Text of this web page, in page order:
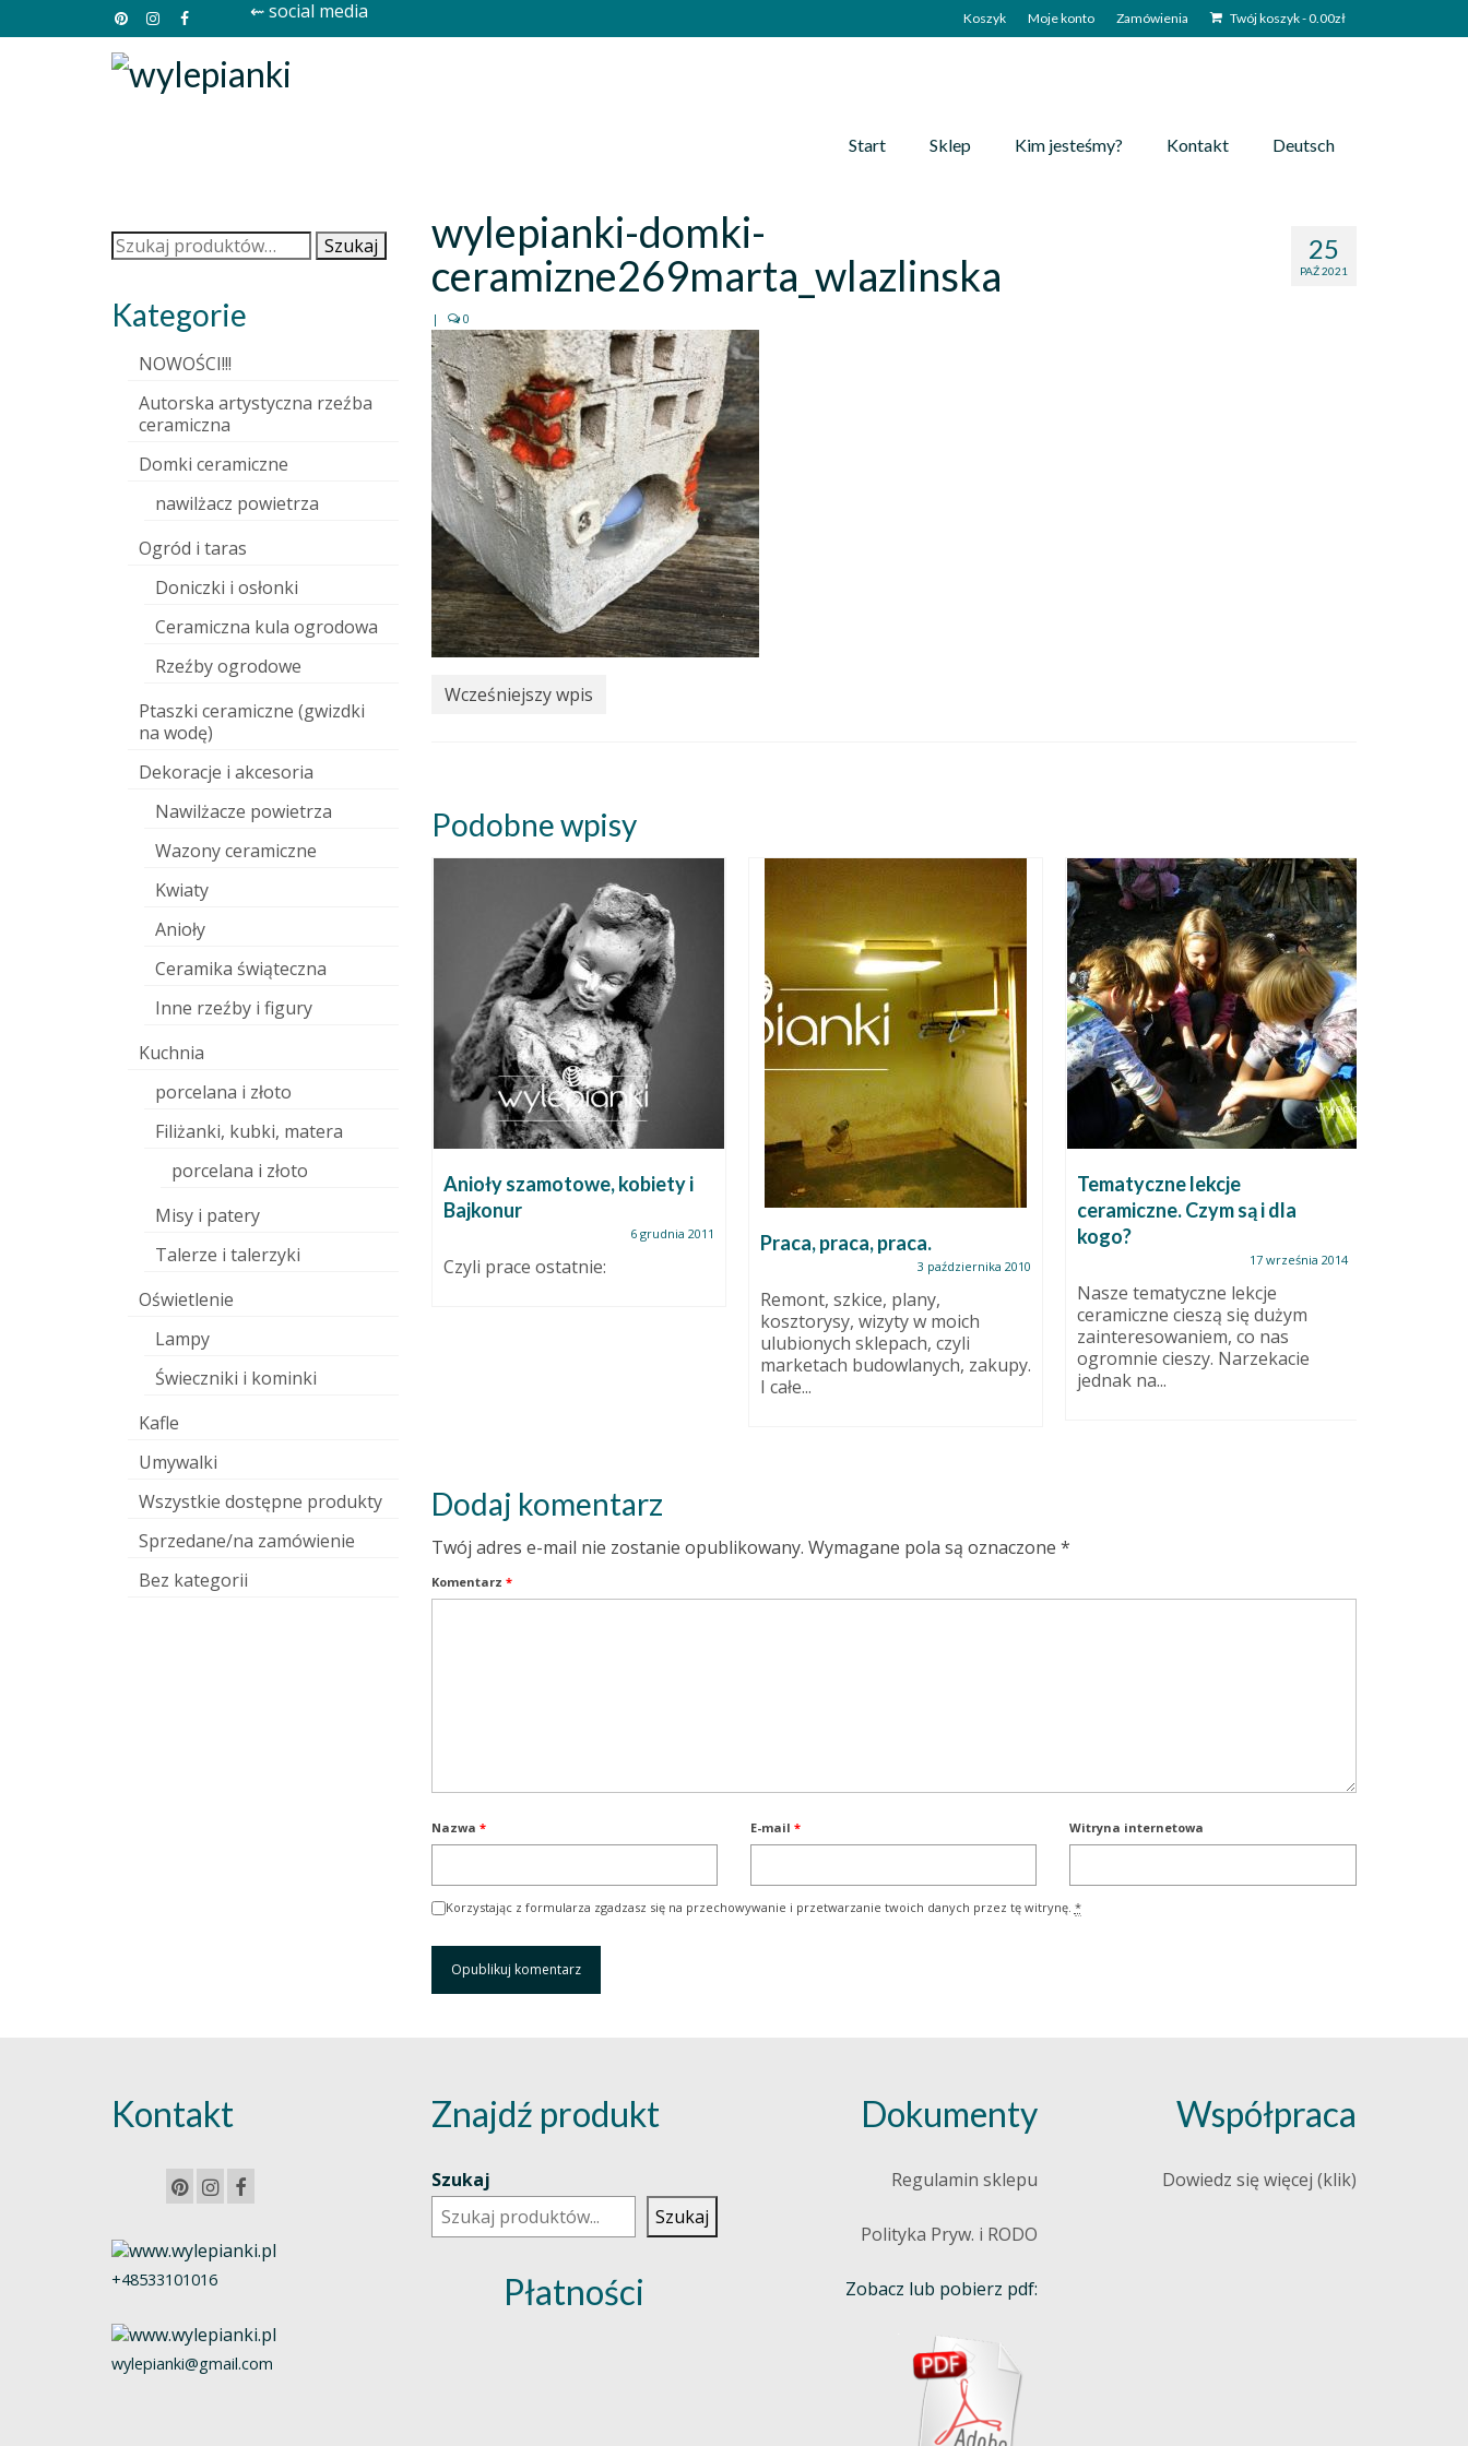
Koszyk Moje konto Zamówienia Twój koszyk-0.00zł
⇜ social media
Start Sklep Kim jesteśmy? Kontakt Deutsch
25
PAŹ 2021
wylepianki-domki-
ceramizne269marta_wlazlinska
| 0
Wcześniejszy wpis
Podobne wpisy
Czas na piknik ceramiczny!
Pracownia Ceramiki
zapraszają na piknik, podczas...
Anioły szamotowe, kobiety i
Bajkonur
6 grudnia 2011
Czyli prace ostatnie:
Praca, praca, praca.
3 października 2010
Remont, szkice, plany,
kosztorysy, wizyty w moich
ulubionych sklepach, czyli
marketach budowlanych, zakupy.
I całe...
Tematyczne lekcje
ceramiczne. Czym są i dla
kogo?
17 września 2014
Nasze tematyczne lekcje
ceramiczne cieszą się dużym
zainteresowaniem, co nas
ogromnie cieszy. Narzekacie
jednak na...
Dodaj komentarz
Twój adres e-mail nie zostanie opublikowany. Wymagane pola są oznaczone *
Komentarz *
Nazwa * E-mail * Witryna internetowa
Korzystając z formularza zgadzasz się na przechowywanie i przetwarzanie twoich danych przez tę witrynę. *
Szukaj: Szukaj
Kategorie
NOWOŚCI!!!
Autorska artystyczna rzeźba
ceramiczna
Domki ceramiczne
nawilżacz powietrza
Ogród i taras
Doniczki i osłonki
Ceramiczna kula ogrodowa
Rzeźby ogrodowe
Ptaszki ceramiczne (gwizdki
na wodę)
Dekoracje i akcesoria
Nawilżacze powietrza
Wazony ceramiczne
Kwiaty
Anioły
Ceramika świąteczna
Inne rzeźby i figury
Kuchnia
porcelana i złoto
Filiżanki, kubki, matera
porcelana i złoto
Misy i patery
Talerze i talerzyki
Oświetlenie
Lampy
Świeczniki i kominki
Kafle
Umywalki
Wszystkie dostępne produkty
Sprzedane/na zamówienie
Bez kategorii
Kontakt
+48533101016
wylepianki@gmail.com
Znajdź produkt
Szukaj
Szukaj
Płatności
Dokumenty
Regulamin sklepu
Polityka Pryw. i RODO
Zobacz lub pobierz pdf:
Współpraca
Dowiedz się więcej (klik)